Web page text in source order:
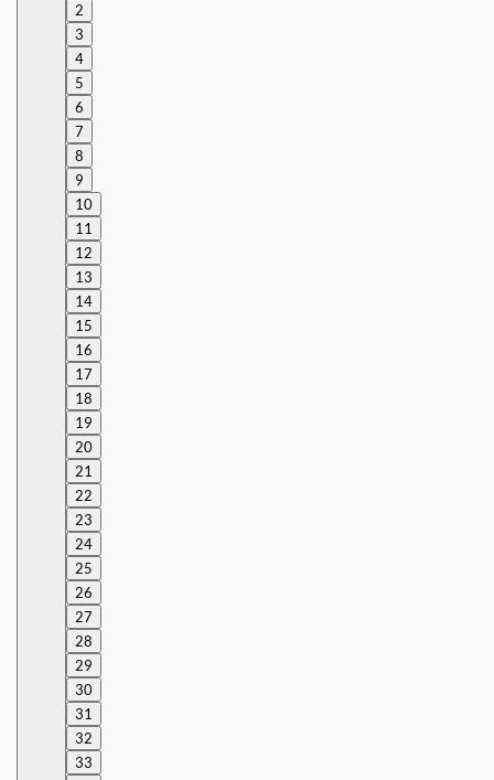
2
3
4
5
6
7
8
9
10
11
12
13
14
15
16
17
18
19
20
21
22
23
24
25
26
27
28
29
30
31
32
33